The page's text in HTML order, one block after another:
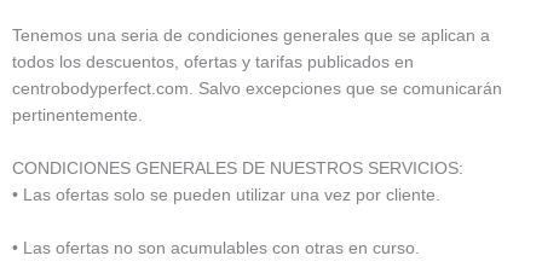
Tenemos una seria de condiciones generales que se aplican a
todos los descuentos, ofertas y tarifas publicados en
centrobodyperfect.com. Salvo excepciones que se comunicarán
pertinentemente.
CONDICIONES GENERALES DE NUESTROS SERVICIOS:
• Las ofertas solo se pueden utilizar una vez por cliente.
• Las ofertas no son acumulables con otras en curso.